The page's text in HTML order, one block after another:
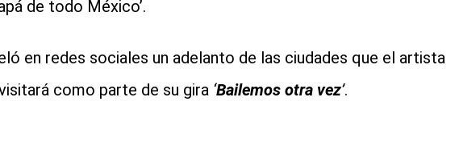
de todo México’.
en redes sociales un adelanto de las ciudades que el artista
como parte de su gira ‘Bailemos otra vez’.